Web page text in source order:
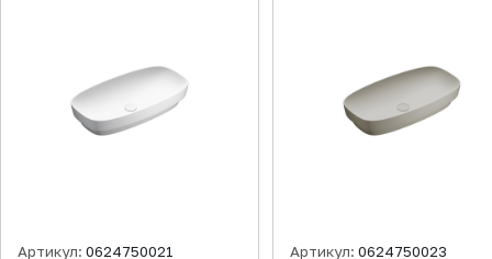
Артикул: 0624750021 Артикул: 0624750023